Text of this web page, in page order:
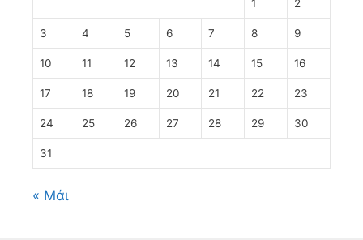
1 2
3 4 5 6 7 8 9
10 11 12 13 14 15 16
17 18 19 20 21 22 23
24 25 26 27 28 29 30
31
« Μάι